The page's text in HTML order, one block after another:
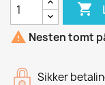

 Nesten tomt
Sikker